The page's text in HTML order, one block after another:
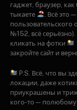
гаджет, браузер,
тыкаете
. Всё
пользовательского
№152, всё
кликать на фотки
закройте сайт и
P.S. Всё, что вы
локации, даже
приукрашены и
кого-то — полюбому